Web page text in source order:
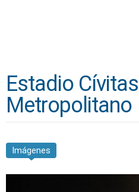
Estadio Cívitas
Metropolitano
Imágenes